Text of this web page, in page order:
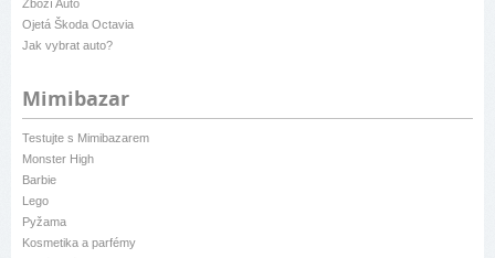
Zboží Auto
Ojetá Škoda Octavia
Jak vybrat auto?
Mimibazar
Testujte s Mimibazarem
Monster High
Barbie
Lego
Pyžama
Kosmetika a parfémy